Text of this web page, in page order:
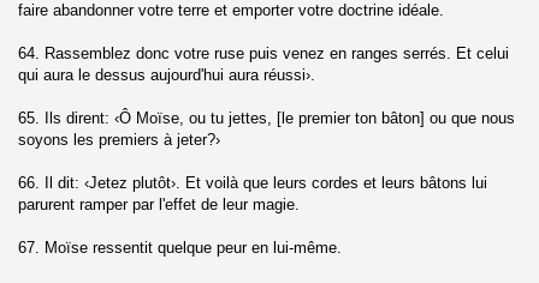
faire abandonner votre terre et emporter votre doctrine idéale.
64. Rassemblez donc votre ruse puis venez en ranges serrés. Et celui
qui aura le dessus aujourd'hui aura réussi›.
65. Ils dirent: ‹Ô Moïse, ou tu jettes, [le premier ton bâton] ou que nous
soyons les premiers à jeter?›
66. Il dit: ‹Jetez plutôt›. Et voilà que leurs cordes et leurs bâtons lui
parurent ramper par l'effet de leur magie.
67. Moïse ressentit quelque peur en lui-même.
(Al-Muddattir)